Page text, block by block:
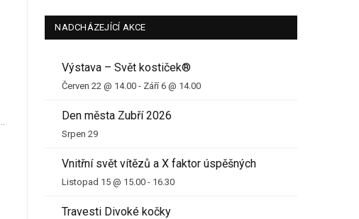
NADCHÁZEJÍCÍ AKCE
Výstava – Svět kostiček®
Červen 22 @ 14.00 - Září 6 @ 14.00
Den města Zubří 2026
Srpen 29
Vnitřní svět vítězů a X faktor úspěšných
Listopad 15 @ 15.00 - 16.30
Travesti Divoké kočky